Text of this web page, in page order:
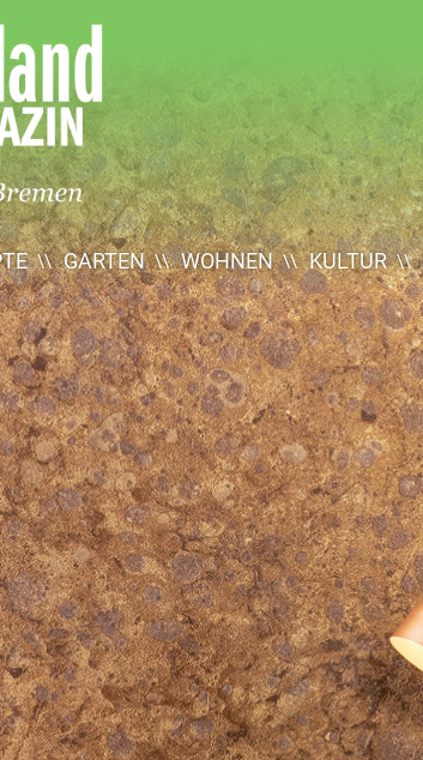
GARTEN WOHNEN KULTUR